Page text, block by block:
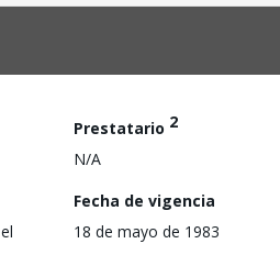
Prestatario 2
N/A
Fecha de vigencia
18 de mayo de 1983